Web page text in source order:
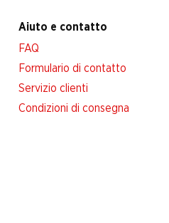
Aiuto e contatto
FAQ
Formulario di contatto
Servizio clienti
Condizioni di consegna